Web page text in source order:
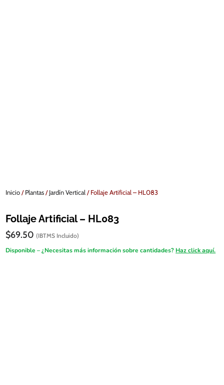
Inicio/Plantas/Jardín Vertical / Follaje Artificial – HL083
Follaje Artificial – HL083
$69.50 (IBTMS Incluido)
Disponible – ¿Necesitas más información sobre cantidades? Haz click aquí.